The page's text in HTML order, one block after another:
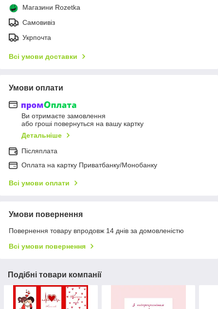
Магазини Rozetka
Самовивіз
Укрпочта
Всі умови доставки
Умови оплати
Ви отримаєте замовлення
або гроші повернуться на вашу картку
Детальніше
Післяплата
Оплата на картку Приватбанку/Монобанку
Всі умови оплати
Умови повернення
Повернення товару впродовж 14 днів за домовленістю
Всі умови повернення
Подібні товари компанії